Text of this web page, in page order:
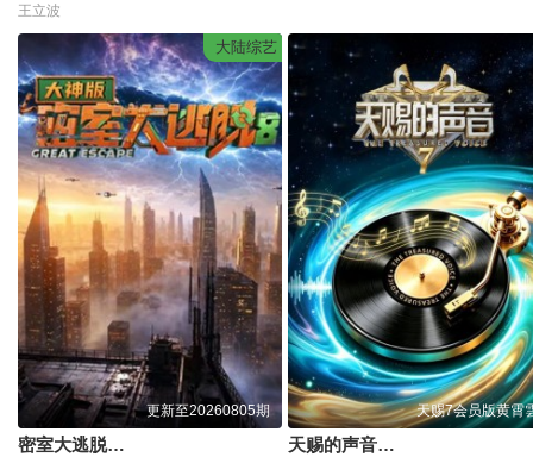
王立波
大陆综艺
更新至20260805期
密室大逃脱第8季大神版
天赐7会员版黄霄
天赐的声音第7季